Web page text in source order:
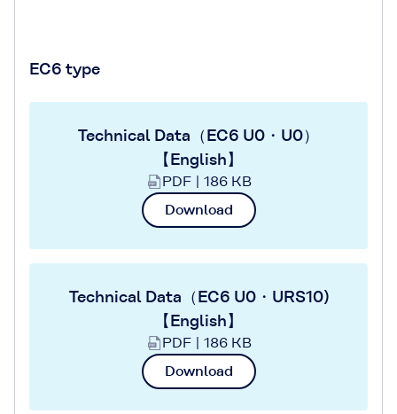
EC6 type
Technical Data（EC6 U0・U0）
【English】
PDF | 186 KB
Download
Technical Data（EC6 U0・URS10)
【English】
PDF | 186 KB
Download